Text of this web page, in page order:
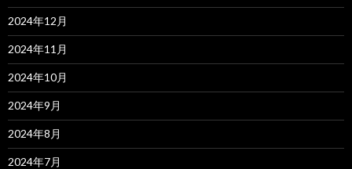
2024年12月
2024年11月
2024年10月
2024年9月
2024年8月
2024年7月